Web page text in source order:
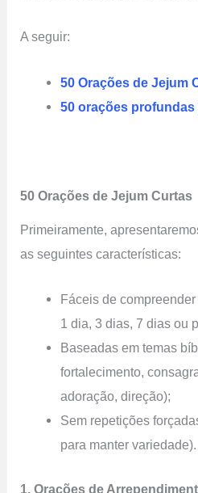
A seguir:
50 Orações de Jejum
50 orações
50 Orações de Jejum Curtas
Primeiramente,
as seguintes características:
Fáceis de
1 dia, 3 dias, 7 dias ou
Baseadas em temas
fortalecimento,
adoração, direção);
Sem repetições
para manter variedade).
1. Orações de